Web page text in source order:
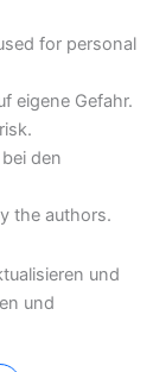
for personal
eigene Gefahr.
den
the authors.
und
und